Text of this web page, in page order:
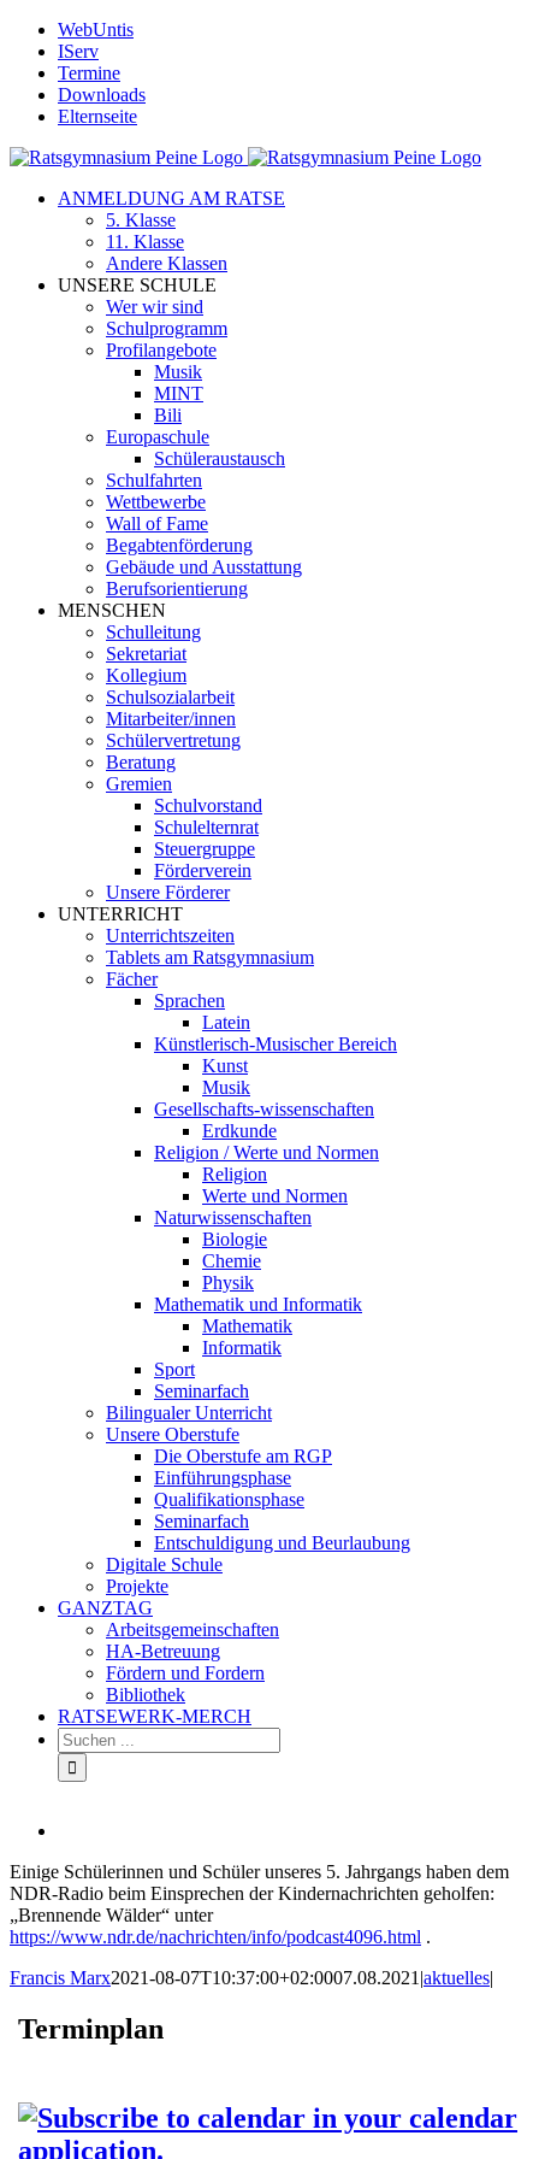
Zum
Inhalt
springen
WebUntis
IServ
Termine
Downloads
Elternseite
ANMELDUNG AM RATSE
5. Klasse
11. Klasse
Andere Klassen
UNSERE SCHULE
Wer wir sind
Schulprogramm
Profilangebote
Musik
MINT
Bili
Europaschule
Schüleraustausch
Schulfahrten
Wettbewerbe
Wall of Fame
Begabtenförderung
Gebäude und Ausstattung
Berufsorientierung
MENSCHEN
Schulleitung
Sekretariat
Kollegium
Schulsozialarbeit
Mitarbeiter/innen
Schülervertretung
Beratung
Gremien
Schulvorstand
Schulelternrat
Steuergruppe
Förderverein
Unsere Förderer
UNTERRICHT
Unterrichtszeiten
Tablets am Ratsgymnasium
Fächer
Sprachen
Latein
Künstlerisch-Musischer Bereich
Kunst
Musik
Gesellschafts-wissenschaften
Erdkunde
Religion / Werte und Normen
Religion
Werte und Normen
Naturwissenschaften
Biologie
Chemie
Physik
Mathematik und Informatik
Mathematik
Informatik
Sport
Seminarfach
Bilingualer Unterricht
Unsere Oberstufe
Die Oberstufe am RGP
Einführungsphase
Qualifikationsphase
Seminarfach
Entschuldigung und Beurlaubung
Digitale Schule
Projekte
GANZTAG
Arbeitsgemeinschaften
HA-Betreuung
Fördern und Fordern
Bibliothek
RATSEWERK-MERCH
Bild
Einige Schülerinnen und Schüler unseres 5. Jahrgangs haben dem
NDR-Radio beim Einsprechen der Kindernachrichten geholfen:
„Brennende Wälder“ unter
https://www.ndr.de/nachrichten/info/podcast4096.html .
Francis Marx2021-08-07T10:37:00+02:0007.08.2021 |aktuelles|
Terminplan